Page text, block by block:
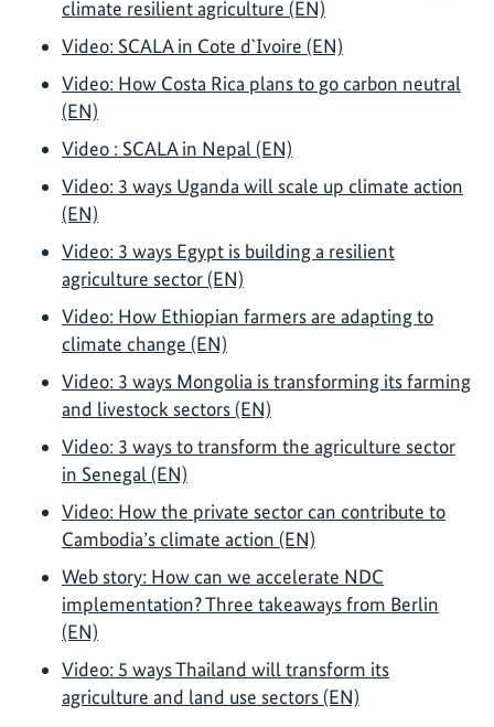
climate resilient agriculture (EN)
Video: SCALA in Cote d`Ivoire (EN)
Video: How Costa Rica plans to go carbon neutral
(EN)
Video : SCALA in Nepal (EN)
Video: 3 ways Uganda will scale up climate action
(EN)
Video: 3 ways Egypt is building a resilient
agriculture sector (EN)
Video: How Ethiopian farmers are adapting to
climate change (EN)
Video: 3 ways Mongolia is transforming its farming
and livestock sectors (EN)
Video: 3 ways to transform the agriculture sector
in Senegal (EN)
Video: How the private sector can contribute to
Cambodia’s climate action (EN)
Web story: How can we accelerate NDC
implementation? Three takeaways from Berlin
(EN)
Video: 5 ways Thailand will transform its
agriculture and land use sectors (EN)